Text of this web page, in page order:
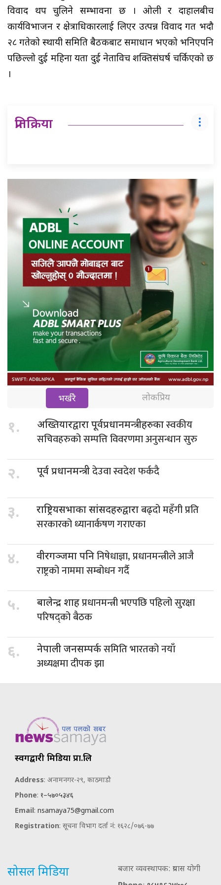
विवाद थप चुलिने सम्भावना छ । ओली र दाहालबीच
कार्यविभाजन र क्षेत्राधिकारलाई लिएर उत्पन्न विवाद गत भदौ
२८ गतेको स्थायी समिति बैठकबाट समाधान भएको भनिएपनि
पछिल्लो दुई महिना यता दुई नेताविच शक्तिसंघर्ष चर्किएको छ
।
प्रतिक्रिया
भर्खरै लोकप्रिय
१. अख्तियारद्वारा पूर्वप्रधानमन्त्रीहरुकास्वकीय
सचिवहरुको सम्पत्ति विवरणमा अनुसन्धान सुरु
२. पूर्व प्रधानमन्त्रीदेउवा स्वदेश फर्कदै
३. राष्ट्रियसभाका सांसदहरुद्वाराबढ्दो महँगी प्रति
सरकारको ध्यानार्कषण गराएका
४. वीरगञ्जमा पनिनिषेधाज्ञा, प्रधानमन्त्रीले आजै
राष्ट्रको नाममा सम्बोधन गर्दै
५. बालेन्द्र शाहप्रधानमन्त्री भएपछि पहिलो सुरक्षा
परिषद्को बैठक
६. नेपाली जनसम्पर्कसमिति भारतको नयाँ
अध्यक्षमा दीपक झा
स्वर्गद्वारी मिडिया प्रा.लि
Address: अनामनगर-२९, काठमाडौ
Phone: १–५७०५३४६
Email: nsamaya75@gmail.com
Registration: सूचना विभाग दर्ता नं: १६२८/०७६-७७
सोसल मिडिया
बजार व्यवस्थापक: प्रयास योगी